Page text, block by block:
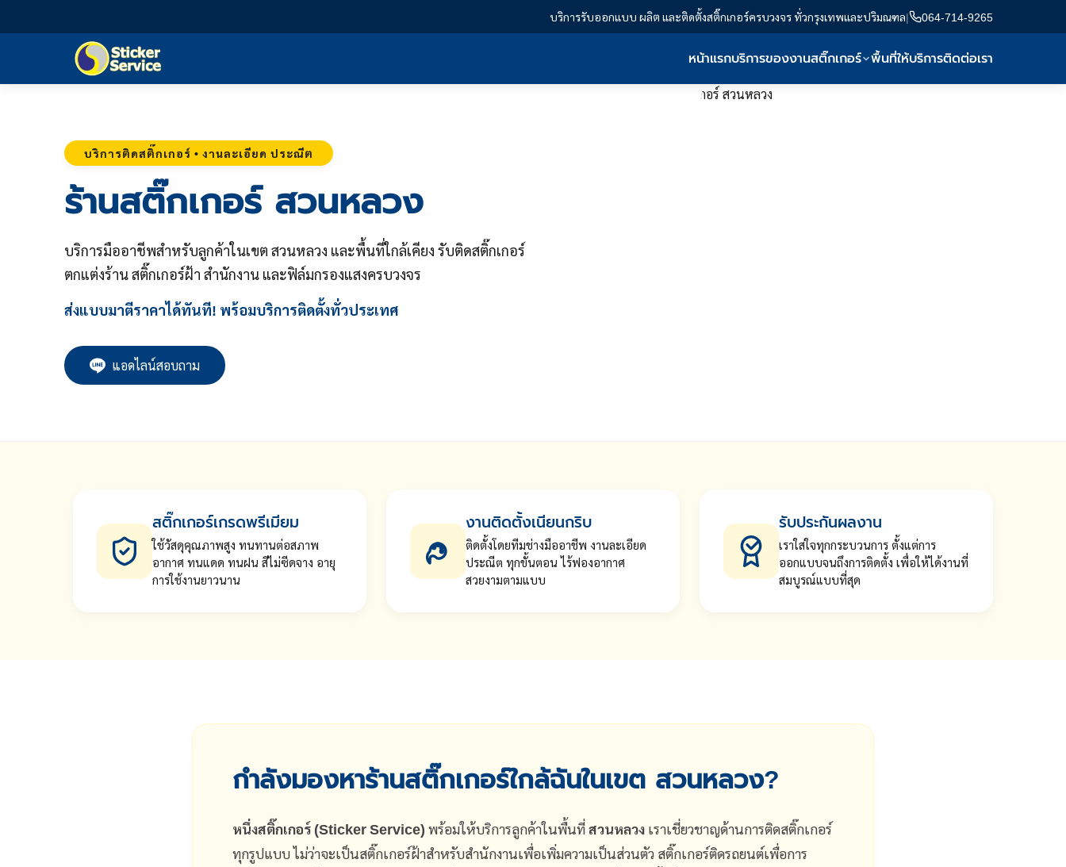
บริการรับออกแบบ ผลิต และติดตั้งสติ๊กเกอร์ครบวงจร ทั่วกรุงเทพและปริมณฑล| 064-714-9265
หน้าแรกบริการของงานสติ๊กเกอร์ พื้นที่ให้บริการติดต่อเรา
บริการติดสติ๊กเกอร์ • งานละเอียด ประณีต
ร้านสติ๊กเกอร์ สวนหลวง
บริการมืออาชีพสำหรับลูกค้าในเขต สวนหลวง และพื้นที่ใกล้เคียง รับติดสติ๊กเกอร์
ตกแต่งร้าน สติ๊กเกอร์ฝ้า สำนักงาน และฟิล์มกรองแสงครบวงจร
ส่งแบบมาตีราคาได้ทันที! พร้อมบริการติดตั้งทั่วประเทศ
แอดไลน์สอบถาม
สติ๊กเกอร์เกรดพรีเมียม
ใช้วัสดุคุณภาพสูง ทนทานต่อสภาพ
อากาศ ทนแดด ทนฝน สีไม่ซีดจาง อายุ
การใช้งานยาวนาน
งานติดตั้งเนียนกริบ
ติดตั้งโดยทีมช่างมืออาชีพ งานละเอียด
ประณีต ทุกขั้นตอน ไร้ฟองอากาศ
สวยงามตามแบบ
รับประกันผลงาน
เราใส่ใจทุกกระบวนการ ตั้งแต่การ
ออกแบบจนถึงการติดตั้ง เพื่อให้ได้งานที่
สมบูรณ์แบบที่สุด
กำลังมองหาร้านสติ๊กเกอร์ใกล้ฉันในเขต สวนหลวง?
หนึ่งสติ๊กเกอร์ (Sticker Service) พร้อมให้บริการลูกค้าในพื้นที่สวนหลวง เราเชี่ยวชาญด้านการติดสติ๊กเกอร์
ทุกรูปแบบ ไม่ว่าจะเป็นสติ๊กเกอร์ฝ้าสำหรับสำนักงานเพื่อเพิ่มความเป็นส่วนตัว สติ๊กเกอร์ติดรถยนต์เพื่อการ